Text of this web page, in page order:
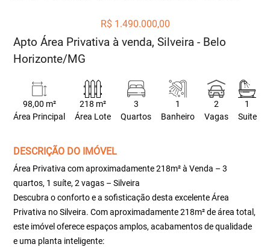
R$ 1.490.000,00
Apto Área Privativa à venda, Silveira - Belo
Horizonte/MG
98,00 m²
Área Principal
218 m²
Área Lote
3
Quartos
1
Banheiro
2
Vagas
1
Suite
DESCRIÇÃO DO IMÓVEL
Área Privativa com aproximadamente 218m² à Venda – 3
quartos, 1 suíte, 2 vagas – Silveira
Descubra o conforto e a sofisticação desta excelente Área
Privativa no Silveira. Com aproximadamente 218m² de área total,
este imóvel oferece espaços amplos, acabamentos de qualidade
e uma planta inteligente: